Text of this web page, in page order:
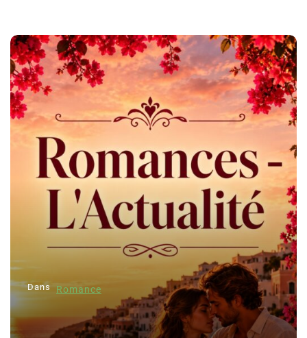
Dans Romance